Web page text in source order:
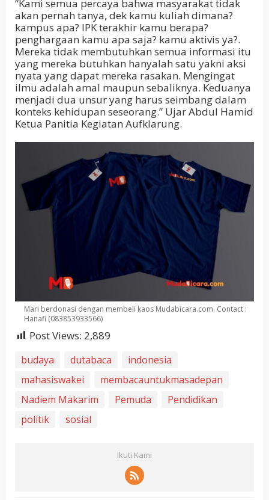
“Kami semua percaya bahwa masyarakat tidak
akan pernah tanya, dek kamu kuliah dimana?
kampus apa? IPK terakhir kamu berapa?
penghargaan kamu apa saja? kamu aktivis ya?.
Mereka tidak membutuhkan semua informasi itu
yang mereka butuhkan hanyalah satu yakni aksi
nyata yang dapat mereka rasakan. Mengingat
ilmu adalah amal maupun sebaliknya. Keduanya
menjadi dua unsur yang harus seimbang dalam
konteks kehidupan seseorang.” Ujar Abdul Hamid
Ketua Panitia Kegiatan Aufklarung.
Mari berdonasi dengan membeli kaos Mudabicara.com. Contact :
Hanafi (083853933566)
Post Views: 2,889
budaya dutabaca
indonesia
mahasiswakei
membacauntukmasadepan
Nadiem Makarim
Pemuda
Pendidikan
politik
sosial
Ikuti Kami